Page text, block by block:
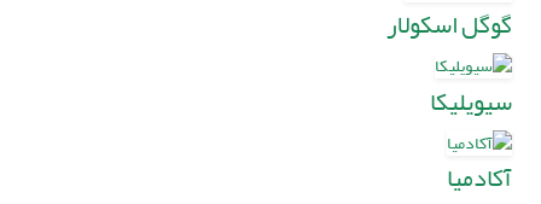
گوگل اسکولار
سیویلیکا
آکادمیا